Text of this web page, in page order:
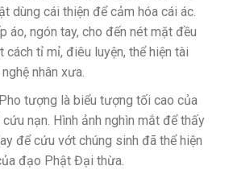
dùng cái thiện để cảm hóa cái ác.
áo, ngón tay, cho đến nét mặt đều
tỉ mỉ, điêu luyện, thể hiện tài
nhân xưa.
Pho tượng là biểu tượng tối cao của
nạn. Hình ảnh nghìn mắt để thấy
để cứu vớt chúng sinh đã thể hiện
đạo Phật Đại thừa.